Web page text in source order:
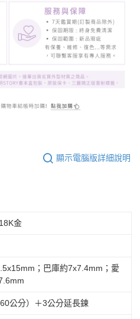
顯示電腦版詳細說明
金
；巴庫約7x7.4mm；愛
公分）＋3公分延長鍊